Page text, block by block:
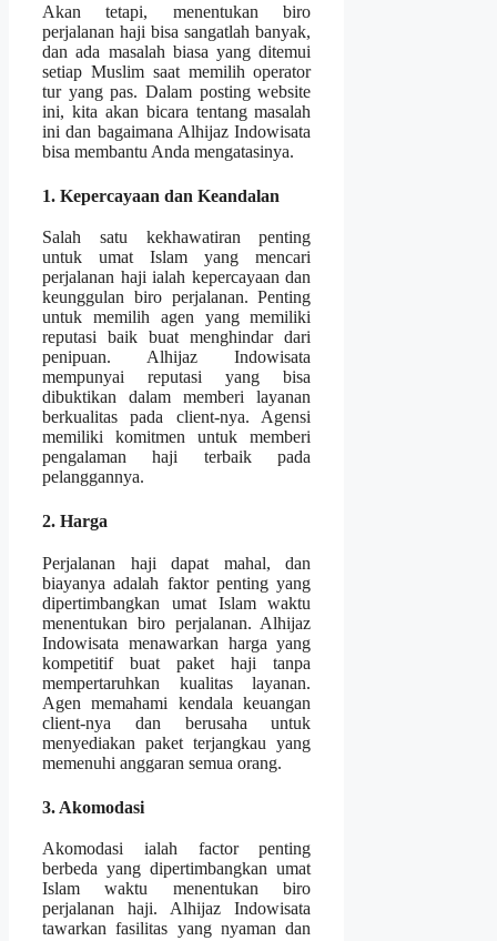
Akan tetapi, menentukan biro
perjalanan haji bisa sangatlah banyak,
dan ada masalah biasa yang ditemui
setiap Muslim saat memilih operator
tur yang pas. Dalam posting website
ini, kita akan bicara tentang masalah
ini dan bagaimana Alhijaz Indowisata
bisa membantu Anda mengatasinya.
1. Kepercayaan dan Keandalan
Salah satu kekhawatiran penting
untuk umat Islam yang mencari
perjalanan haji ialah kepercayaan dan
keunggulan biro perjalanan. Penting
untuk memilih agen yang memiliki
reputasi baik buat menghindar dari
penipuan. Alhijaz Indowisata
mempunyai reputasi yang bisa
dibuktikan dalam memberi layanan
berkualitas pada client-nya. Agensi
memiliki komitmen untuk memberi
pengalaman haji terbaik pada
pelanggannya.
2. Harga
Perjalanan haji dapat mahal, dan
biayanya adalah faktor penting yang
dipertimbangkan umat Islam waktu
menentukan biro perjalanan. Alhijaz
Indowisata menawarkan harga yang
kompetitif buat paket haji tanpa
mempertaruhkan kualitas layanan.
Agen memahami kendala keuangan
client-nya dan berusaha untuk
menyediakan paket terjangkau yang
memenuhi anggaran semua orang.
3. Akomodasi
Akomodasi ialah factor penting
berbeda yang dipertimbangkan umat
Islam waktu menentukan biro
perjalanan haji. Alhijaz Indowisata
tawarkan fasilitas yang nyaman dan